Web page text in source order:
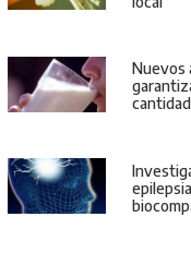
Nuevos